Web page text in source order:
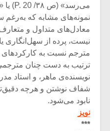
نمونه‌های مشابه که به‌رغم
معادل‌های متداول و
نیست، پرده از سهل‌انگاری
مترجم نسبت به کارکردهای
ترتیب به دست چنان
نویسنده‌‌ی ماهر، و استاد
شفاف نوشتن و هرچه
نابود می‌شود.
نویز
***